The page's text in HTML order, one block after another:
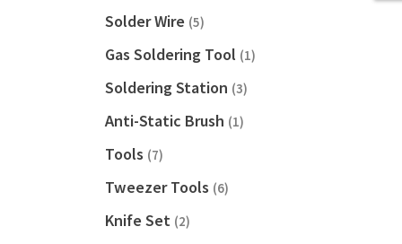
Solder Wire (5)
Gas Soldering Tool (1)
Soldering Station (3)
Anti-Static Brush (1)
Tools (7)
Tweezer Tools (6)
Knife Set (2)